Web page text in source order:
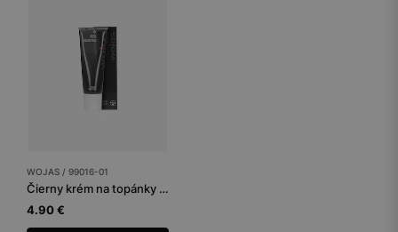
WOJAS / 99016-01
Čierny krém na topánky tuba 75 ml
4.90 €